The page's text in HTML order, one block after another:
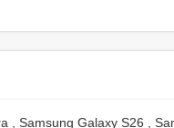
, Samsung Galaxy S26 ,